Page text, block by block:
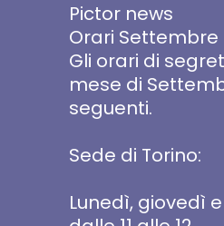
Pictor news
Orari Settembre
Gli orari di
mese di
seguenti.
Sede di Torino:
Lunedì, giovedì